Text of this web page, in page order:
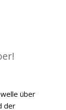
über
der